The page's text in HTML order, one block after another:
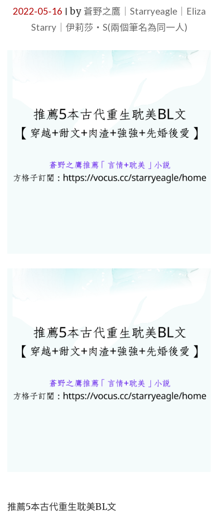
2022-05-16 by 蒼野之鷹｜Starryeagle｜Eliza
Starry｜伊莉莎・S(兩個筆名為同一人)
推薦5本古代重生耽美BL文